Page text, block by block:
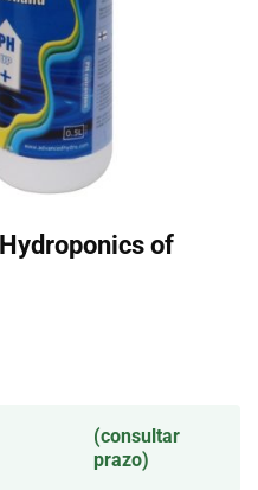
of
(consultar
prazo)